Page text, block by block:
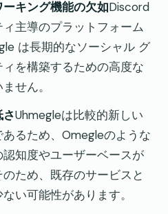
キング機能の欠如Discord
主導のプラットフォーム
は長期的なソーシャル グ
を構築するための高度な
せん。
Uhmegleは比較的新しい
るため、Omegleのような
知度やユーザーベースが
ため、既存のサービスと
い可能性があります。